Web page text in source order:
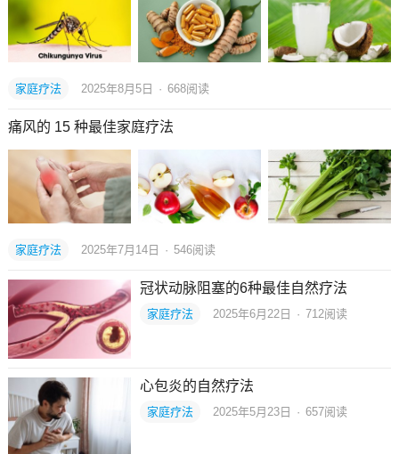
家庭疗法 2025年8月5日 · 668阅读
痛风的 15 种最佳家庭疗法
家庭疗法 2025年7月14日 · 546阅读
冠状动脉阻塞的6种最佳自然疗法
家庭疗法 2025年6月22日 · 712阅读
心包炎的自然疗法
家庭疗法 2025年5月23日 · 657阅读